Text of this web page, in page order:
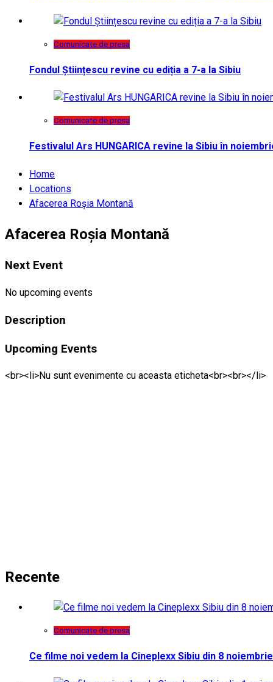
Comunicate de presa
Fondul Științescu revine cu ediția a 7-a la Sibiu
Comunicate de presa
Festivalul Ars HUNGARICA revine la Sibiu în
Home
Locations
Afacerea Roşia Montană
Afacerea Roşia Montană
Next Event
No upcoming events
Description
Upcoming Events
<br><li>Nu sunt evenimente cu aceasta eticheta<br><br></li>
Recente
Comunicate de presa
Ce filme noi vedem la Cineplexx Sibiu din 8 noiembrie